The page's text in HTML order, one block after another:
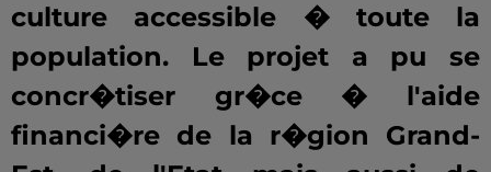
culture accessible � toute la
population. Le projet a pu se
concr�tiser gr�ce � l'aide
financi�re de la r�gion Grand-